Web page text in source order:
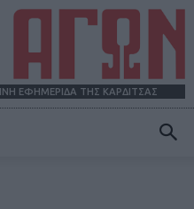
ΕΦΗΜΕΡΙΔΑ ΤΗΣ ΚΑΡΔΙΤΣΑΣ